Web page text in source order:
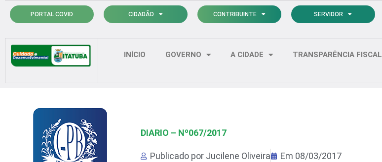
para
conteúdo
PORTAL COVID CIDADÃO CONTRIBUINTE SERVIDOR
INÍCIO GOVERNO A CIDADE TRANSPARÊNCIA FISCAL
DIARIO – Nº067/2017
Publicado por Jucilene Oliveira Em 08/03/2017